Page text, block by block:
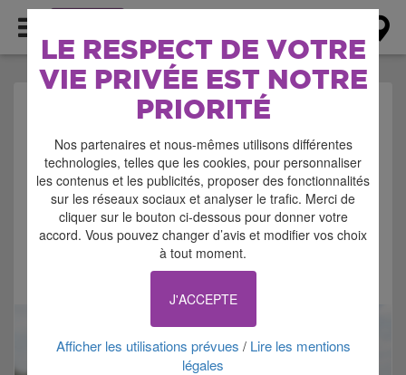
LE RESPECT DE VOTRE
VIE PRIVÉE EST NOTRE
PRIORITÉ
Nos partenaires et nous-mêmes utilisons différentes
technologies, telles que les cookies, pour personnaliser
les contenus et les publicités, proposer des fonctionnalités
sur les réseaux sociaux et analyser le trafic. Merci de
cliquer sur le bouton ci-dessous pour donner votre
accord. Vous pouvez changer d’avis et modifier vos choix
à tout moment.
J'ACCEPTE
Afficher les utilisations prévues / Lire les mentions
légales
AGENDA > FETE
POPULAIRE